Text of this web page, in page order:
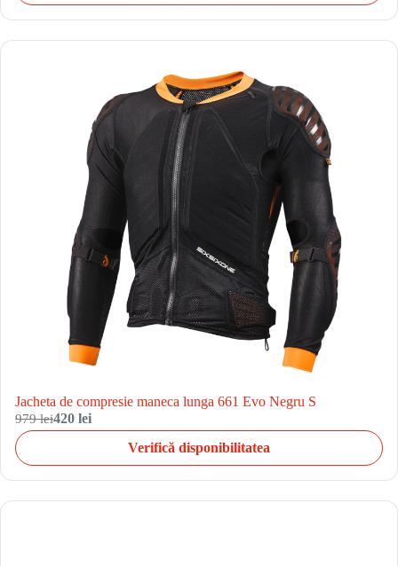
Jacheta de compresie maneca lunga 661 Evo Negru S
979 lei420 lei
Verifică disponibilitatea